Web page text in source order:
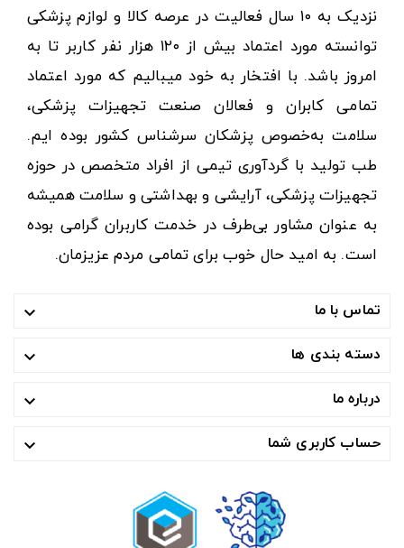
نزدیک به ۱۰ سال فعالیت در عرصه کالا و لوازم پزشکی
توانسته مورد اعتماد بیش از ۱۲۰ هزار نفر کاربر تا به
امروز باشد. با افتخار به خود میبالیم که مورد اعتماد
تمامی کابران و فعالان صنعت تجهیزات پزشکی،
سلامت به‌خصوص پزشکان سرشناس کشور بوده ایم.
طب تولید با گردآوری تیمی از افراد متخصص در حوزه
تجهیزات پزشکی، آرایشی و بهداشتی و سلامت همیشه
به عنوان مشاور بی‌طرف در خدمت کاربران گرامی بوده
است. به امید حال خوب برای تمامی مردم عزیزمان.
تماس با ما 
دسته بندی ها 
درباره ما 
حساب کاربری شما 